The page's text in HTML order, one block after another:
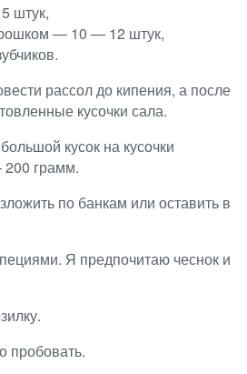
штук,
— 10 — 12 штук,
рассол до кипения, а после
кусочки сала.
кусок на кусочки
грамм.
по банкам или оставить в
Я предпочитаю чеснок и
пробовать.